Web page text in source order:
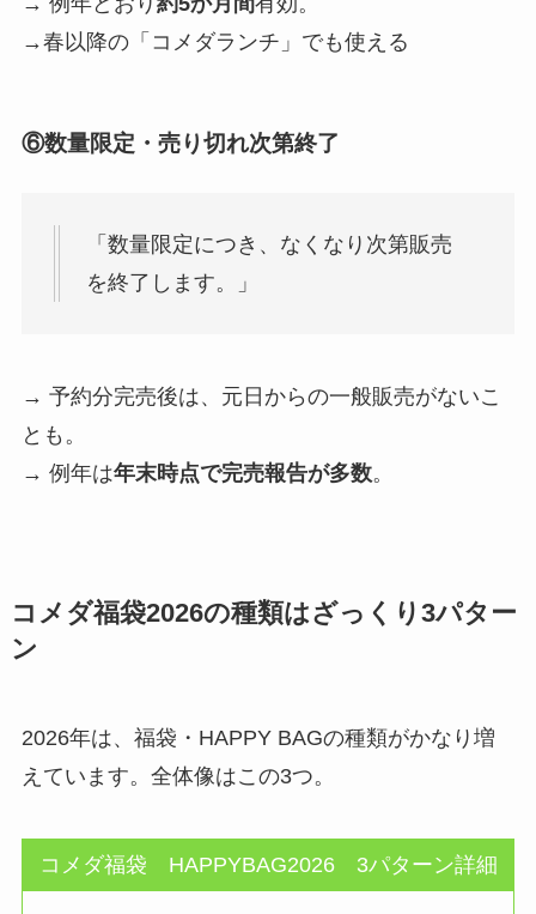
→春以降の「コメダランチ」でも使える
⑥数量限定・売り切れ次第終了
「数量限定につき、なくなり次第販売
を終了します。」
→ 予約分完売後は、元日からの一般販売がないこ
とも。
→ 例年は年末時点で完売報告が多数。
コメダ福袋2026の種類はざっくり3パター
ン
2026年は、福袋・HAPPY BAGの種類がかなり増
えています。全体像はこの3つ。
コメダ福袋 HAPPYBAG2026 3パターン詳細